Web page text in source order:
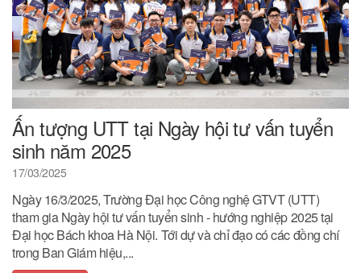
Ấn tượng UTT tại Ngày hội tư vấn tuyển
sinh năm 2025
17/03/2025
Ngày 16/3/2025, Trường Đại học Công nghệ GTVT (UTT)
tham gia Ngày hội tư vấn tuyển sinh - hướng nghiệp 2025 tại
Đại học Bách khoa Hà Nội. Tới dự và chỉ đạo có các đồng chí
trong Ban Giám hiệu,...